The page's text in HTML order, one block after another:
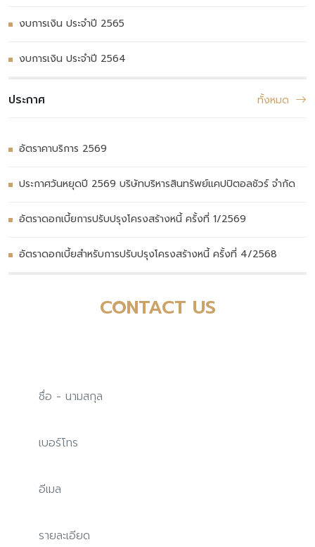
งบการเงิน ประจำปี 2565
งบการเงิน ประจำปี 2564
ประกาศ ทั้งหมด
อัตราคาบริการ 2569
ประกาศวันหยุดปี 2569 บริษัทบริหารสินทรัพย์แคปปิตอลชัวร์ จำกัด
อัตราดอกเบี้ยการปรับปรุงโครงสร้างหนี้ ครั้งที่ 1/2569
อัตราดอกเบี้ยสำหรับการปรับปรุงโครงสร้างหนี้ ครั้งที่ 4/2568
CONTACT US